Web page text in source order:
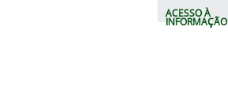
ACESSO À
INFORMAÇÃO